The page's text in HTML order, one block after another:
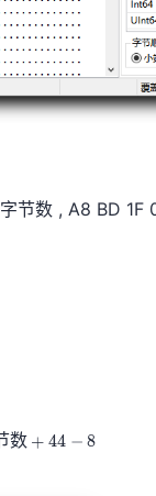
节数 , A8 BD 1F
M 音 频 样 本 总
数 + 44 − 8